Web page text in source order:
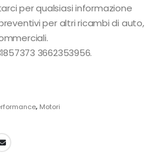
per qualsiasi informazione
per altri ricambi di auto,
3662353956.
, Motori